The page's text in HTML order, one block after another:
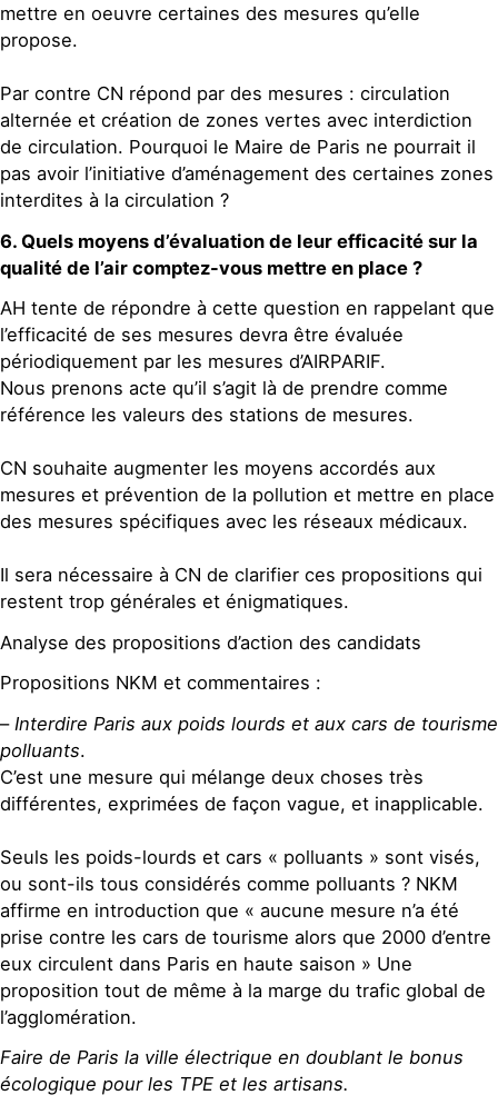
mettre en oeuvre certaines des mesures qu’elle
propose.
Par contre CN répond par des mesures : circulation
alternée et création de zones vertes avec interdiction
de circulation. Pourquoi le Maire de Paris ne pourrait il
pas avoir l’initiative d’aménagement des certaines zones
interdites à la circulation ?
6. Quels moyens d’évaluation de leur efficacité sur la
qualité de l’air comptez-vous mettre en place ?
AH tente de répondre à cette question en rappelant que
l’efficacité de ses mesures devra être évaluée
périodiquement par les mesures d’AIRPARIF.
Nous prenons acte qu’il s’agit là de prendre comme
référence les valeurs des stations de mesures.
CN souhaite augmenter les moyens accordés aux
mesures et prévention de la pollution et mettre en place
des mesures spécifiques avec les réseaux médicaux.
Il sera nécessaire à CN de clarifier ces propositions qui
restent trop générales et énigmatiques.
Analyse des propositions d’action des candidats
Propositions NKM et commentaires :
– Interdire Paris aux poids lourds et aux cars de tourisme
polluants.
C’est une mesure qui mélange deux choses très
différentes, exprimées de façon vague, et inapplicable.
Seuls les poids-lourds et cars « polluants » sont visés,
ou sont-ils tous considérés comme polluants ? NKM
affirme en introduction que « aucune mesure n’a été
prise contre les cars de tourisme alors que 2000 d’entre
eux circulent dans Paris en haute saison » Une
proposition tout de même à la marge du trafic global de
l’agglomération.
Faire de Paris la ville électrique en doublant le bonus
écologique pour les TPE et les artisans.